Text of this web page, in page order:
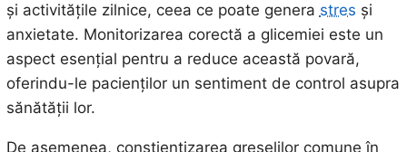
și activitățile zilnice, ceea ce poate genera stres și
anxietate. Monitorizarea corectă a glicemiei este un
aspect esențial pentru a reduce această povară,
oferindu-le pacienților un sentiment de control asupra
sănătății lor.
De asemenea, conștientizarea greșelilor comune în